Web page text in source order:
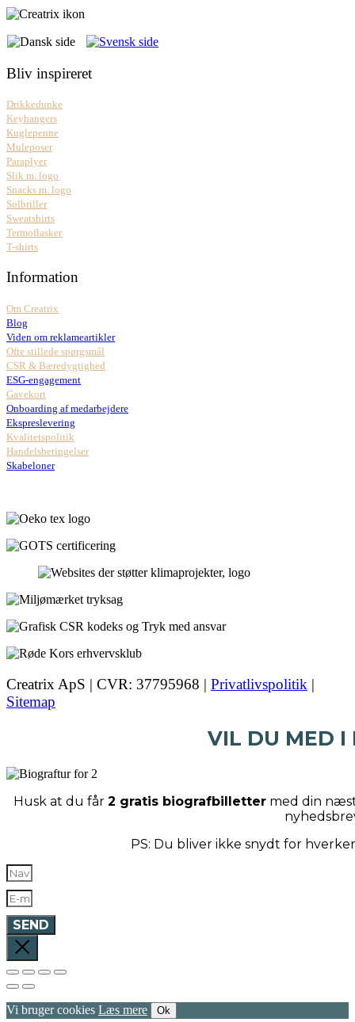
Bliv inspireret
Drikkedunke
Keyhangers
Kuglepenne
Muleposer
Paraplyer
Slik m. logo
Snacks m. logo
Solbriller
Sweatshirts
Termoflasker
T-shirts
Information
Om Creatrix
Blog
Viden om reklameartikler
Ofte stillede spørgsmål
CSR & Bæredygtighed
ESG-engagement
Gavekort
Onboarding af medarbejdere
Ekspreslevering
Kvalitetspolitik
Handelsbetingelser
Skabeloner
Creatrix ApS | CVR: 37795968 | Privatlivspolitik |
Sitemap
VIL DU MED I
Husk at du får 2 gratis biografbillettermed din
PS: Du bliver ikke snydt for
SEND
Vi bruger cookies Læs mere Ok